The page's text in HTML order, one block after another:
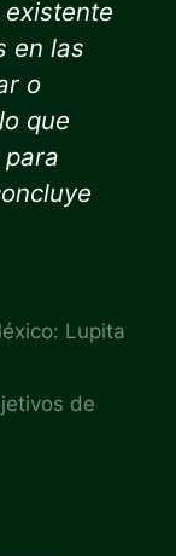
en las
o
que
Lupita
de